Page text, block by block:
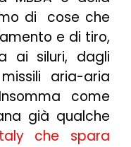
di cose che
e di tiro,
ai siluri, dagli
aria-aria
come
già qualche
che spara